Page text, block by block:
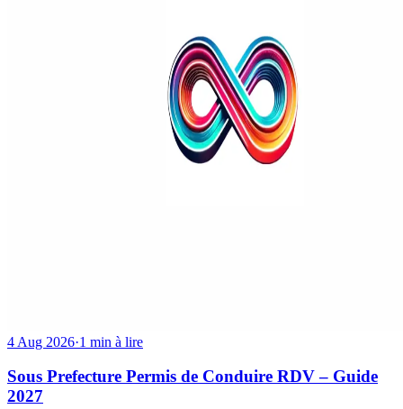
4 Aug 2026·1 min à lire
Sous Prefecture Permis de Conduire RDV – Guide
2027